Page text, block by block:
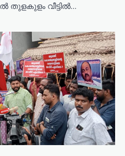
തുളകുളം വീട്ടിൽ…